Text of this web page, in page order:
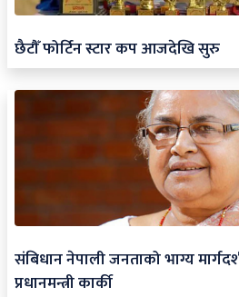
छैटौँ फोर्टिन स्टार कप आजदेखि सुरु
संबिधान नेपाली जनताको भाग्य
प्रधानमन्त्री कार्की